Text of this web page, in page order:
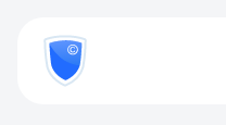
800
777-
81-Проверить